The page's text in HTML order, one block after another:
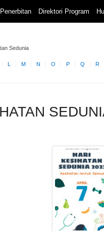
Penerbitan Direktori Program
Sedunia
L M N O P Q R